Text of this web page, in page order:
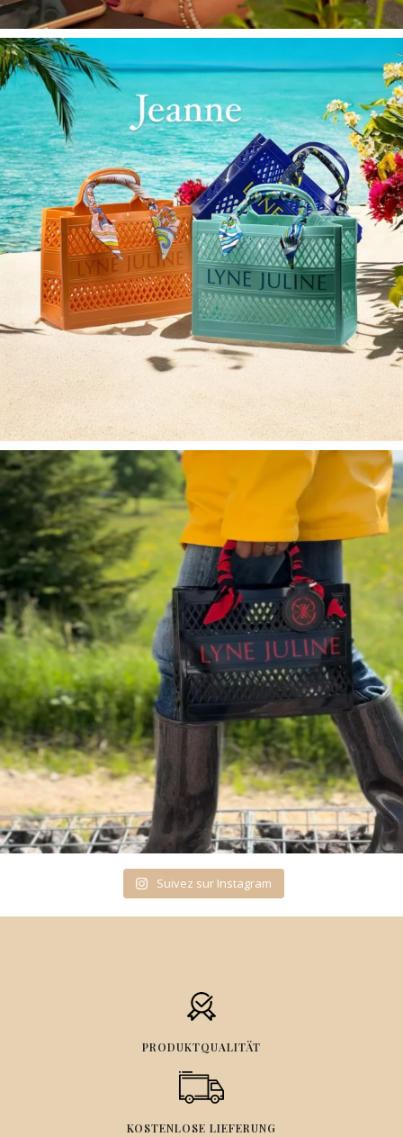
Suivez sur Instagram
PRODUKTQUALITÄT
KOSTENLOSE LIEFERUNG